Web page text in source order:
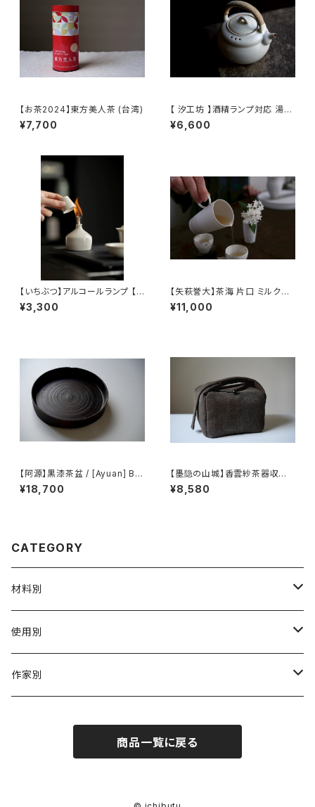
【お茶2024】東方美人茶 (台湾)
¥7,700
【 汐工坊 】酒精ランプ対応 湯沸
かしケトル / 【 Tidal Atelier 】
Handled teapot
¥6,600
【いちぶつ】アルコールランプ 【 i
chibutu 】Alcohol Lamp
¥3,300
【矢萩誉大】茶海 片口 ミルクピ
ッチャー / 【Takahiro Yahagi】
Fair cup Katakuchi Milk pit
¥11,000
【阿源】黒漆茶盆 / [Ayuan] Bla
ck Lacquer Tea Tray
¥18,700
【墨隐の山城】香雲紗茶器収納
バッグ 「内袋分離式のアウトドア
ティーバッグ」
¥8,580
CATEGORY
材料別
陶磁器
ガラス
使用別
茶壺 急须 土瓶
作家別
商品一覧に戻る